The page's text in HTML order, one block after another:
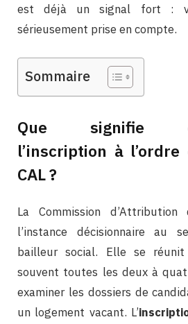
est déjà un signal fort :
sérieusement prise en compte.
Sommaire
Que signifie
l’inscription à
CAL ?
La Commission
l’instance décisionnaire au
bailleur social. Elle se
souvent toutes les deux à
examiner les dossiers de
un logement vacant. L’